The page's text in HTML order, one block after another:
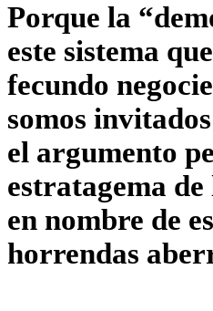
Porque la
este sistema
fecundo
somos
el argumento
estratagema
en nombre de
horrendas